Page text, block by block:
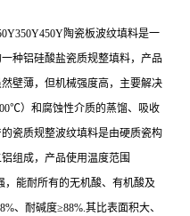
陶瓷板波纹填料是一
种铝硅酸盐瓷质规整填料，产品
壁薄，但机械强度高，主要解决
）和腐蚀性介质的蒸馏、吸收
瓷质规整波纹填料是由硬质瓷构
组成，产品使用温度范围
能耐所有的无机酸、有机酸及
、耐碱度≥88%.其比表面积大、